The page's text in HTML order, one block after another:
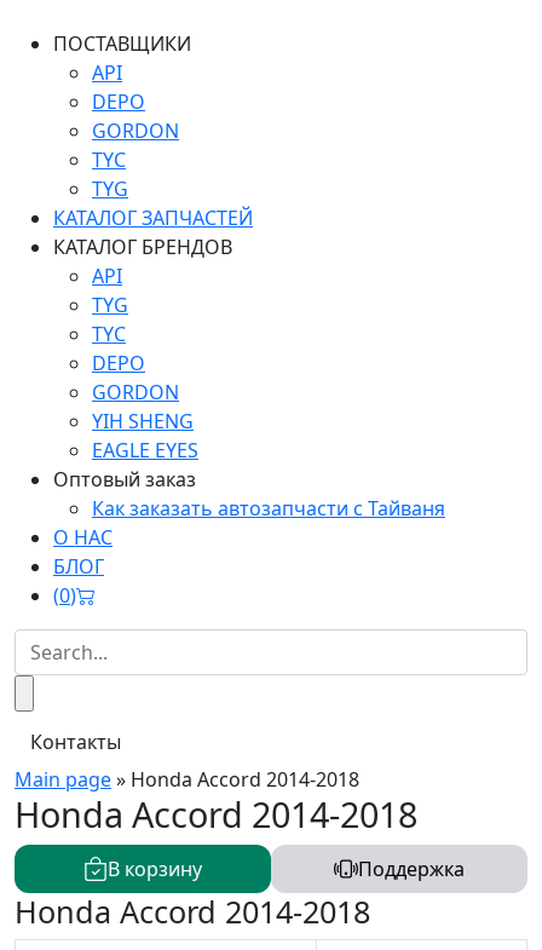
ПОСТАВЩИКИ
API
DEPO
GORDON
TYC
TYG
КАТАЛОГ ЗАПЧАСТЕЙ
КАТАЛОГ БРЕНДОВ
API
TYG
TYC
DEPO
GORDON
YIH SHENG
EAGLE EYES
Оптовый заказ
Как заказать автозапчасти с Тайваня
О НАС
БЛОГ
(0)
Контакты
Main page» Honda Accord 2014-2018
Honda Accord 2014-2018
В корзину Поддержка
Honda Accord 2014-2018